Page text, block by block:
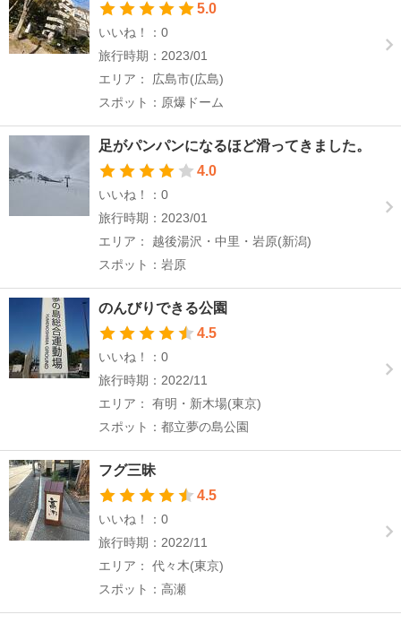
5.0
いいね！：0
旅行時期：2023/01
エリア： 広島市(広島)
スポット：原爆ドーム
足がパンパンになるほど滑ってきました。
4.0
いいね！：0
旅行時期：2023/01
エリア： 越後湯沢・中里・岩原(新潟)
スポット：岩原
のんびりできる公園
4.5
いいね！：0
旅行時期：2022/11
エリア： 有明・新木場(東京)
スポット：都立夢の島公園
フグ三昧
4.5
いいね！：0
旅行時期：2022/11
エリア： 代々木(東京)
スポット：高瀬